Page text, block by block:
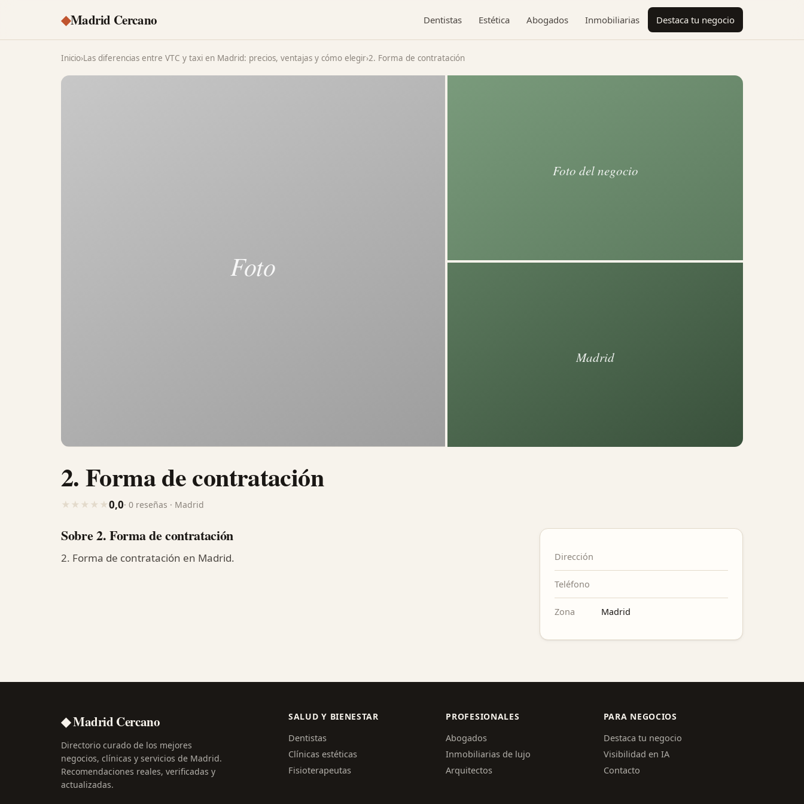
◆Madrid Cercano Dentistas Estética Abogados Inmobiliarias Destaca tu negocio
Inicio›Las diferencias entre VTC y taxi en Madrid: precios, ventajas y cómo elegir›2. Forma de contratación
2. Forma de contratación
★ ★ ★ ★ ★0,0· 0 reseñas · Madrid
Sobre 2. Forma de contratación
2. Forma de contratación en Madrid. Dirección
Teléfono
Zona Madrid
◆ Madrid Cercano
Directorio curado de los mejores
negocios, clínicas y servicios de Madrid.
Recomendaciones reales, verificadas y
actualizadas.
SALUD Y BIENESTAR
Dentistas
Clínicas estéticas
Fisioterapeutas
PROFESIONALES
Abogados
Inmobiliarias de lujo
Arquitectos
PARA NEGOCIOS
Destaca tu negocio
Visibilidad en IA
Contacto